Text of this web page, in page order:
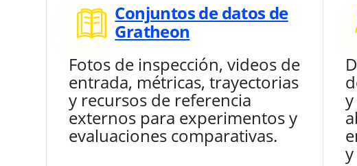
Conjuntos de datos de
Gratheon
Fotos de inspección, videos de
entrada, métricas, trayectorias
y recursos de referencia
externos para experimentos y
evaluaciones comparativas.